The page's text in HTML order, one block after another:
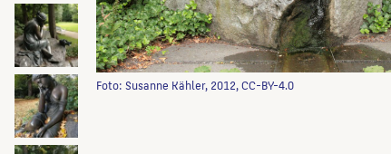
Foto: Susanne Kähler, 2012, CC-BY-4.0